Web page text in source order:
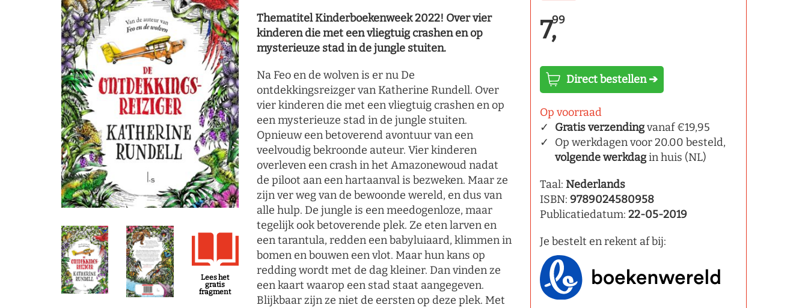
Lees het
gratis
fragment
Thematitel Kinderboekenweek 2022! Over vier
kinderen die met een vliegtuig crashen en op
mysterieuze stad in de jungle stuiten.
Na Feo en de wolven is er nu De
ontdekkingsreizger van Katherine Rundell. Over
vier kinderen die met een vliegtuig crashen en op
een mysterieuze stad in de jungle stuiten.
Opnieuw een betoverend avontuur van een
veelvoudig bekroonde auteur. Vier kinderen
overleven een crash in het Amazonewoud nadat
de piloot aan een hartaanval is bezweken. Maar ze
zijn ver weg van de bewoonde wereld, en dus van
alle hulp. De jungle is een meedogenloze, maar
tegelijk ook betoverende plek. Ze eten larven en
een tarantula, redden een babyluiaard, klimmen in
bomen en bouwen een vlot. Maar hun kans op
redding wordt met de dag kleiner. Dan vinden ze
een kaart waarop een stad staat aangegeven.
Blijkbaar zijn ze niet de eersten op deze plek. Met
7,99
Direct bestellen ➔
Op voorraad
Gratis verzendingvanaf €19,95
Op werkdagen voor 20.00 besteld,
volgende werkdagin huis (NL)
Taal: Nederlands
ISBN: 9789024580958
Publicatiedatum: 22-05-2019
Je bestelt en rekent af bij: